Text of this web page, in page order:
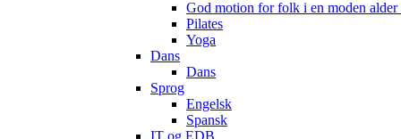
God motion for folk i en moden
Pilates
Yoga
Dans
Dans
Sprog
Engelsk
Spansk
IT og EDB